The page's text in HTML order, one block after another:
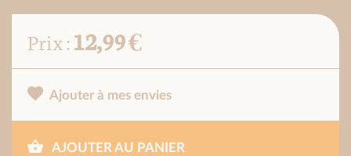
Prix :12,99 €
Ajouter à mes envies
AJOUTER AU PANIER